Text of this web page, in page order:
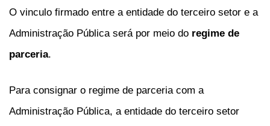
O vinculo firmado entre a entidade do terceiro setor e a
Administração Pública será por meio do regime de
parceria.
Para consignar o regime de parceria com a
Administração Pública, a entidade do terceiro setor